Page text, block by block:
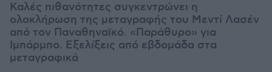
Καλές πιθανότητες συγκεντρώνει η
ολοκλήρωση της μεταγραφής του Μεντί Λασέν
από τον Παναθηναϊκό. «Παράθυρο» για
Ιμπάρμπο. Εξελίξεις από εβδομάδα στα
μεταγραφικά